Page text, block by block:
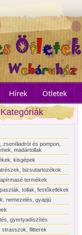
Hírek Ötletek
Kategóriák
zseníliadrót és pompon,
madártollak
kisgépek
bizsutartozékok
termékek
tollak, festőkellékek
nemezelés, gyapjú
gyertyadíszítés
strasszok, flitterek